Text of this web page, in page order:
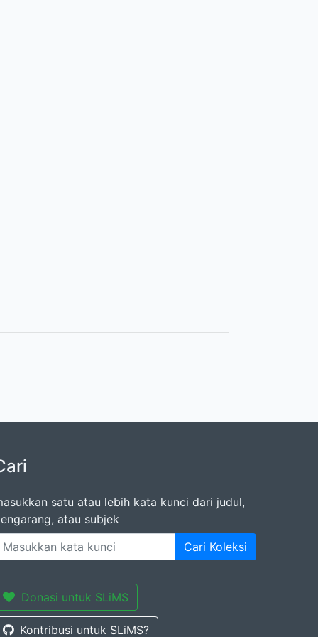
satu atau lebih kata kunci dari judul,
atau subjek
Cari Koleksi
Donasi untuk SLiMS
Kontribusi untuk SLiMS?